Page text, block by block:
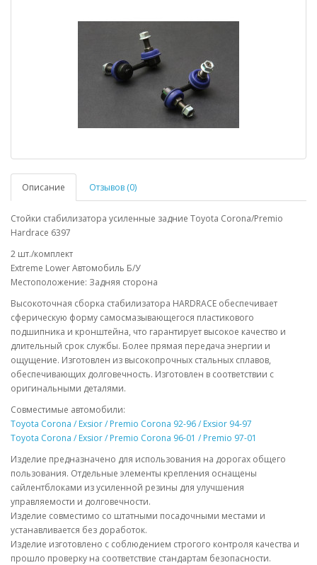
Описание Отзывов (0)
Стойки стабилизатора усиленные задние Toyota Corona/Premio
Hardrace 6397
2 шт./комплект
Extreme Lower Автомобиль Б/У
Местоположение: Задняя сторона
Высокоточная сборка стабилизатора HARDRACE обеспечивает
сферическую форму самосмазывающегося пластикового
подшипника и кронштейна, что гарантирует высокое качество и
длительный срок службы. Более прямая передача энергии и
ощущение. Изготовлен из высокопрочных стальных сплавов,
обеспечивающих долговечность. Изготовлен в соответствии с
оригинальными деталями.
Совместимые автомобили:
Toyota Corona / Exsior / Premio Corona 92-96 / Exsior 94-97
Toyota Corona / Exsior / Premio Corona 96-01 / Premio 97-01
Изделие предназначено для использования на дорогах общего
пользования. Отдельные элементы крепления оснащены
сайлентблоками из усиленной резины для улучшения
управляемости и долговечности.
Изделие совместимо со штатными посадочными местами и
устанавливается без доработок.
Изделие изготовлено с соблюдением строгого контроля качества и
прошло проверку на соответствие стандартам безопасности.